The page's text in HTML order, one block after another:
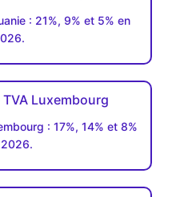
: 21%, 9% et 5% en
Luxembourg
: 17%, 14% et 8%